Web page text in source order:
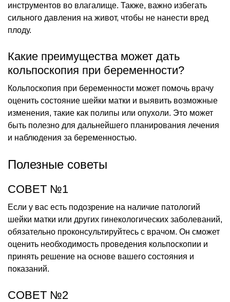
инструментов во влагалище. Также, важно избегать
сильного давления на живот, чтобы не нанести вред
плоду.
Какие преимущества может дать
кольпоскопия при беременности?
Кольпоскопия при беременности может помочь врачу
оценить состояние шейки матки и выявить возможные
изменения, такие как полипы или опухоли. Это может
быть полезно для дальнейшего планирования лечения
и наблюдения за беременностью.
Полезные советы
СОВЕТ №1
Если у вас есть подозрение на наличие патологий
шейки матки или других гинекологических заболеваний,
обязательно проконсультируйтесь с врачом. Он сможет
оценить необходимость проведения кольпоскопии и
принять решение на основе вашего состояния и
показаний.
СОВЕТ №2